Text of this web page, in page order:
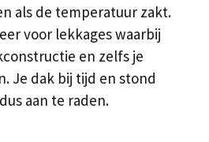
als de temperatuur zakt.
voor lekkages waarbij
en zelfs je
Je dak bij tijd en stond
aan te raden.